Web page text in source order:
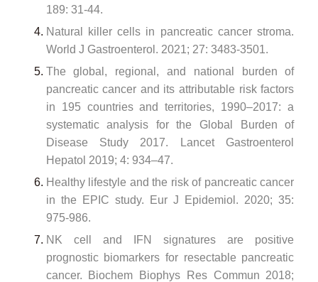
189: 31-44.
Natural killer cells in pancreatic cancer stroma.
World J Gastroenterol. 2021; 27: 3483-3501.
The global, regional, and national burden of
pancreatic cancer and its attributable risk factors
in 195 countries and territories, 1990–2017: a
systematic analysis for the Global Burden of
Disease Study 2017. Lancet Gastroenterol
Hepatol 2019; 4: 934–47.
Healthy lifestyle and the risk of pancreatic cancer
in the EPIC study. Eur J Epidemiol. 2020; 35:
975-986.
NK cell and IFN signatures are positive
prognostic biomarkers for resectable pancreatic
cancer. Biochem Biophys Res Commun 2018;